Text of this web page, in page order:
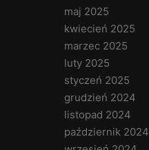
maj 2025
kwiecień 2025
marzec 2025
luty 2025
styczeń 2025
grudzień 2024
listopad 2024
październik 2024